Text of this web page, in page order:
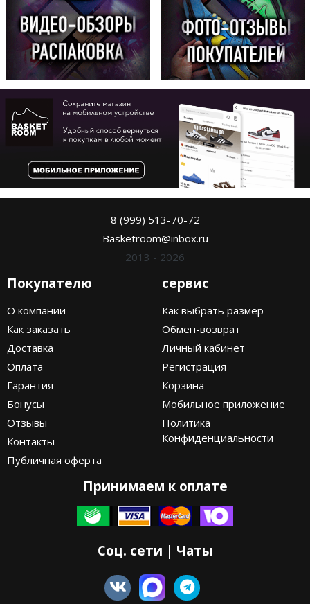
8 (999) 513-70-72
Basketroom@inbox.ru
2013 - 2026
Покупателю
О компании
Как заказать
Доставка
Оплата
Гарантия
Бонусы
Отзывы
Контакты
Публичная оферта
сервис
Как выбрать размер
Обмен-возврат
Личный кабинет
Регистрация
Корзина
Мобильное приложение
Политика
Конфиденциальности
Принимаем к оплате
Соц. сети | Чаты